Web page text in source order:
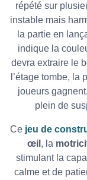
répété sur
instable mais
la partie en
indique la
devra extraire le
l’étage tombe,
joueurs
plein de
Ce jeu de
œil , la
stimulant la
calme et de